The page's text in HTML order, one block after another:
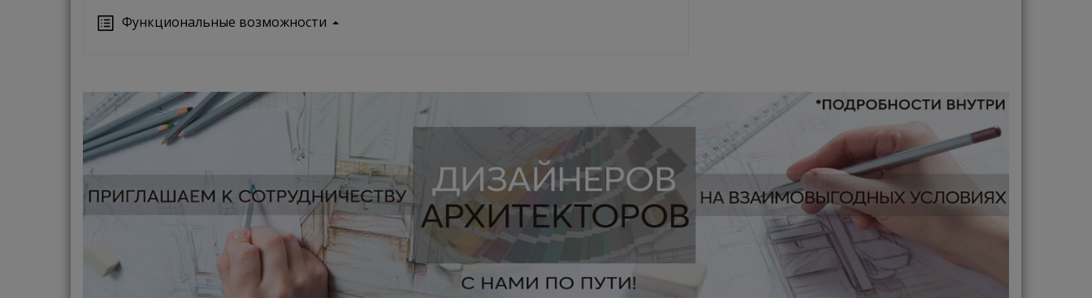
Функциональные возможности